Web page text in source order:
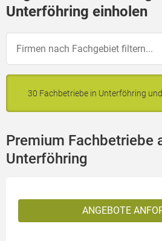
Unterföhring einholen
30 Fachbetriebe in Unterföhring
Premium Fachbetriebe
Unterföhring
ANGEBOTE